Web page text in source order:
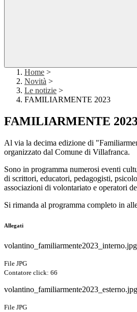
Home >
Novità >
Le notizie >
FAMILIARMENTE 2023
FAMILIARMENTE
Al via la decima edizione di
organizzato dal Comune di Villafranca.
Sono in programma numerosi eventi
di scrittori, educatori, pedagogisti,
associazioni di volontariato e operatori
Si rimanda al programma completo in
Allegati
volantino_familiarmente2023_interno.jpg
File JPG
Contatore click: 66
volantino_familiarmente2023_esterno.jpg
File JPG